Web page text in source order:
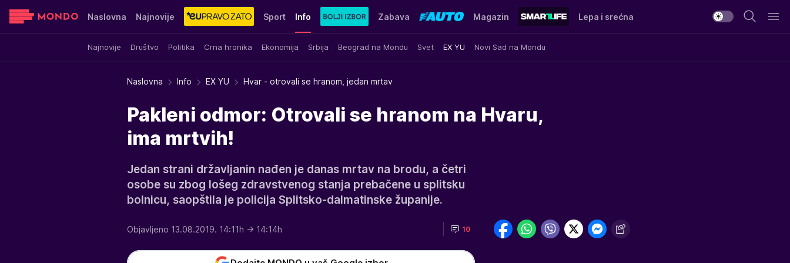
Naslovna Najnovije Sport Info
Najnovije Društvo Politika Crna hronika Ekonomija Srbija Beograd na Mondu Svet EX YU Novi Sad na Mondu
Zabava Magazin Lepa i srećna
Sensa Stvar ukusa Yumama
Naslovna Info EX YU Hvar - otrovali se hranom, jedan mrtav
Pakleni odmor: Otrovali se hranom na Hvaru,
ima mrtvih!
Jedan strani državljanin nađen je danas mrtav na brodu, a četri
osobe su zbog lošeg zdravstvenog stanja prebačene u splitsku
bolnicu, saopštila je policija Splitsko-dalmatinske županije.
Objavljeno 13.08.2019. 14:11h → 14:14h 10